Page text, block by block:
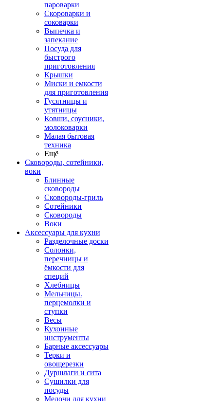
пароварки
Скороварки и
соковарки
Выпечка и
запекание
Посуда для
быстрого
приготовления
Крышки
Миски и емкости
для приготовления
Гусятницы и
утятницы
Ковши, соусники,
молоковарки
Малая бытовая
техника
Ещё
Сковороды, сотейники,
воки
Блинные
сковороды
Сковороды-гриль
Сотейники
Сковороды
Воки
Аксессуары для кухни
Разделочные доски
Солонки,
перечницы и
ёмкости для
специй
Хлебницы
Мельницы.
перцемолки и
ступки
Весы
Кухонные
инструменты
Барные аксессуары
Терки и
овощерезки
Дуршлаги и сита
Сушилки для
посуды
Мелочи для кухни